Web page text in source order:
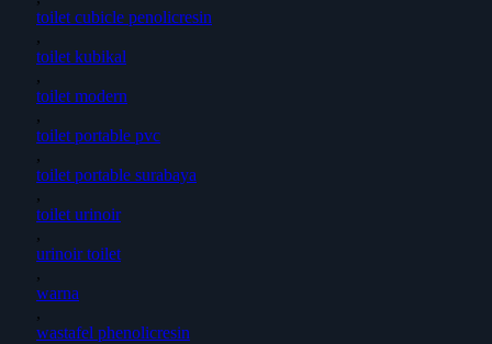
toilet cubicle penolicresin
,
toilet kubikal
,
toilet modern
,
toilet portable pvc
,
toilet portable surabaya
,
toilet urinoir
,
urinoir toilet
,
warna
,
wastafel phenolicresin